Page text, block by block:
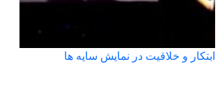
ابتکار و خلاقیت در نمایش سایه ها